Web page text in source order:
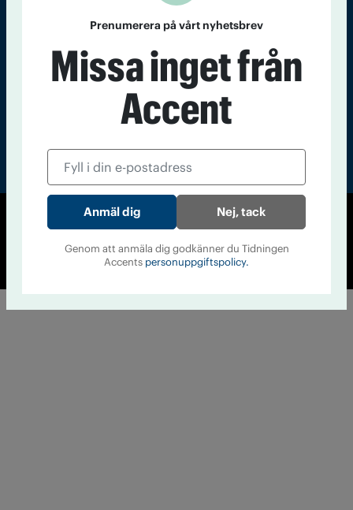
nummer av
Accent
© Tidningen Accent 2026
Cookiepolicy
Personuppgiftspolicy
Prenumerera på vårt nyhetsbrev
Missa inget från
Accent
Nej, tack
Genom att anmäla dig godkänner du Tidningen
Accents personuppgiftspolicy.